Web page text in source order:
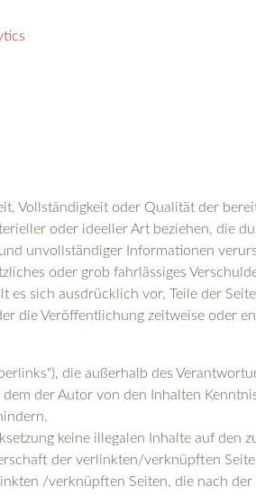
Vollständigkeit oder Qualität der
oder ideeller Art beziehen, die
unvollständiger Informationen
oder grob fahrlässiges
sich ausdrücklich vor, Teile der
die Veröffentlichung zeitweise oder
die außerhalb des
der Autor von den Inhalten
keine illegalen Inhalte auf den
der verlinkten/verknüpften
/verknüpften Seiten, die nach